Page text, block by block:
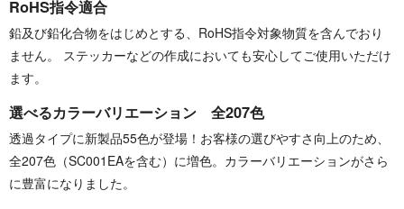
RoHS指令適合
鉛及び鉛化合物をはじめとする、RoHS指令対象物質を含んでおり
ません。 ステッカーなどの作成においても安心してご使用いただけ
ます。
選べるカラーバリエーション 全207色
透過タイプに新製品55色が登場！お客様の選びやすさ向上のため、
全207色（SC001EAを含む）に増色。カラーバリエーションがさら
に豊富になりました。